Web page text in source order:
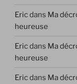
Ericdans Ma
heureuse
Ericdans Ma
heureuse
Ericdans Ma